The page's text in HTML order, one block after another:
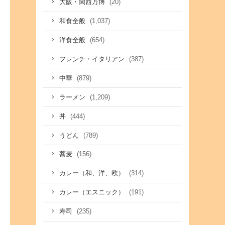
大阪・関西万博 (20)
和食全般 (1,037)
洋食全般 (654)
フレンチ・イタリアン (387)
中華 (879)
ラーメン (1,209)
丼 (444)
うどん (789)
蕎麦 (156)
カレー（和、洋、欧） (314)
カレー（エスニック） (191)
寿司 (235)